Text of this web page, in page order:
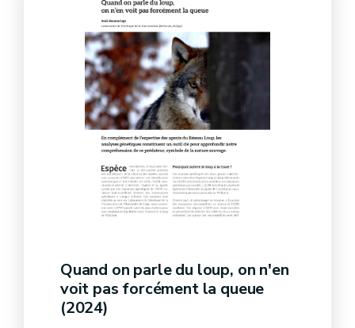
Quand on parle du loup, on n'en
voit pas forcément la queue
(2024)